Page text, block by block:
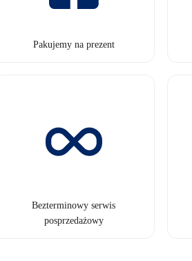
Pakujemy na prezent
Bezterminowy serwis
posprzedażowy